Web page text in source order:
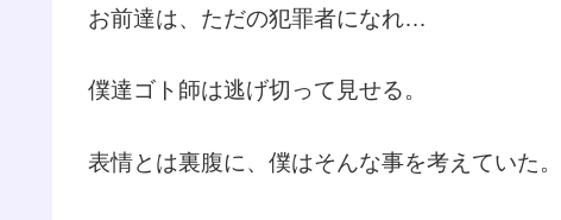
お前達は、ただの犯罪者になれ…
僕達ゴト師は逃げ切って見せる。
表情とは裏腹に、僕はそんな事を考えていた。